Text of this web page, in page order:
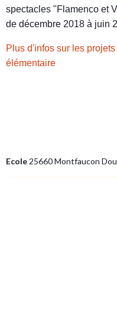
spectacles "Flamenco et
de décembre 2018 à juin
Plus d'infos sur les
élémentaire
Ecole 25660 Montfaucon